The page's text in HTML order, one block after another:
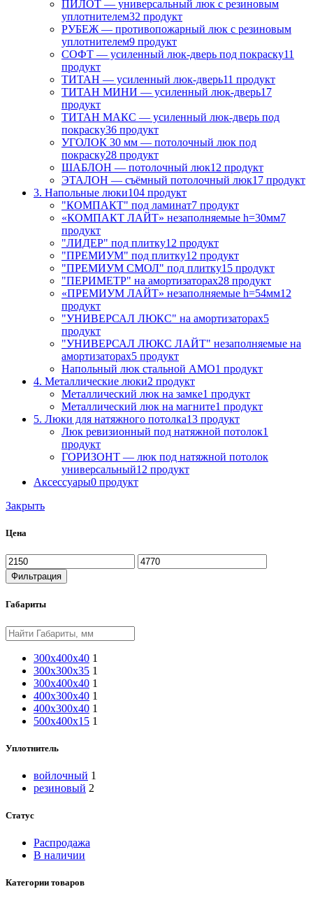
ПИЛОТ — универсальный люк с резиновым
уплотнителем32 продукт
РУБЕЖ — противопожарный люк с резиновым
уплотнителем9 продукт
СОФТ — усиленный люк-дверь под покраску11
продукт
ТИТАН — усиленный люк-дверь11 продукт
ТИТАН МИНИ — усиленный люк-дверь17
продукт
ТИТАН МАКС — усиленный люк-дверь под
покраску36 продукт
УГОЛОК 30 мм — потолочный люк под
покраску28 продукт
ШАБЛОН — потолочный люк12 продукт
ЭТАЛОН — съёмный потолочный люк17 продукт
3. Напольные люки104 продукт
"КОМПАКТ" под ламинат7 продукт
«КОМПАКТ ЛАЙТ» незаполняемые h=30мм7
продукт
"ЛИДЕР" под плитку12 продукт
"ПРЕМИУМ" под плитку12 продукт
"ПРЕМИУМ СМОЛ" под плитку15 продукт
"ПЕРИМЕТР" на амортизаторах28 продукт
«ПРЕМИУМ ЛАЙТ» незаполняемые h=54мм12
продукт
"УНИВЕРСАЛ ЛЮКС" на амортизаторах5
продукт
"УНИВЕРСАЛ ЛЮКС ЛАЙТ" незаполняемые на
амортизаторах5 продукт
Напольный люк стальной АМО1 продукт
4. Металлические люки2 продукт
Металлический люк на замке1 продукт
Металлический люк на магните1 продукт
5. Люки для натяжного потолка13 продукт
Люк ревизионный под натяжной потолок1
продукт
ГОРИЗОНТ — люк под натяжной потолок
универсальный12 продукт
Аксессуары0 продукт
Закрыть
Цена
Фильтрация
Габариты
300х400х40 1
300х300х35 1
300x400x40 1
400х300х40 1
400x300x40 1
500х400х15 1
Уплотнитель
войлочный 1
резиновый 2
Статус
Распродажа
В наличии
Категории товаров